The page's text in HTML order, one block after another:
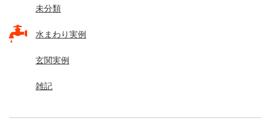
未分類
水まわり実例
玄関実例
雑記